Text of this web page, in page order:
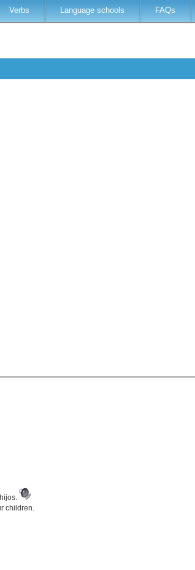
Verbs Language schools FAQs
children.